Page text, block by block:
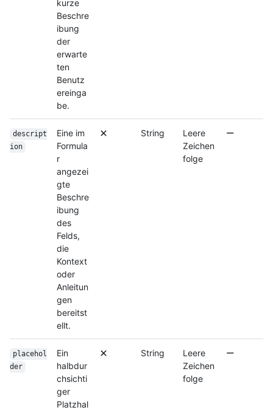
kurze
Beschre
ibung
der
erwarte
ten
Benutz
ereinga
be.
descript
ion
Eine im
Formula
r
angezei
gte
Beschre
ibung
des
Felds,
die
Kontext
oder
Anleitun
gen
bereitst
ellt.
String
Leere
Zeichen
folge
placehol
der
Ein
halbdur
chsichti
ger
Platzhal
String
Leere
Zeichen
folge